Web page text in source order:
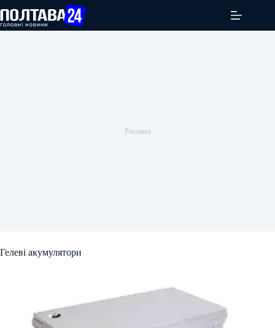
вмісту
Гелеві акумулятори